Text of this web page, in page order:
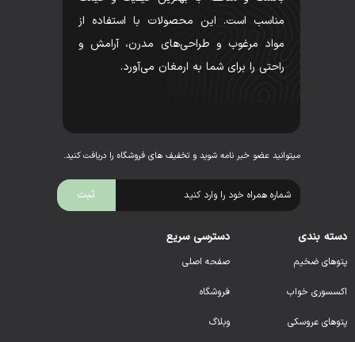
مناسب است. این محصولات با استفاده از
مواد مرغوب و طراحی‌های مدرن، آرامش و
راحتی را برای شما به ارمغان می‌آورد.
میتوانید عضو خبر نامه شوید و تخفیف های فروشگاه را دریافت کنید.
دسته بندی
پتوهای ضخیم
اکسسوری خواب
پتوهای عروسکی
دسترسی سریع
صفحه اصلی
فروشگاه
وبلاگ